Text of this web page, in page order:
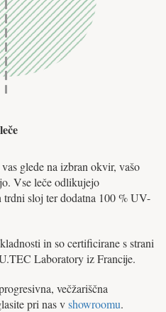
glede na izbran okvir, vašo
Vse leče odlikujejo
sloj ter dodatna 100 % UV-
in so certificirane s strani
Laboratory iz Francije.
večžariščna
pri nas vshowroomu.